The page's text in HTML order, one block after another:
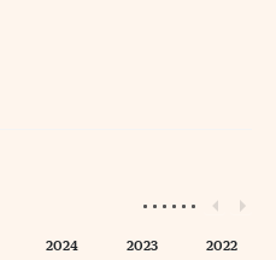
2024 2023 2022